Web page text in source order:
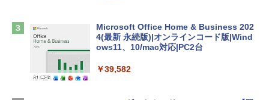
Apple 2026 MacBook Air M5チップ搭載
igence、13.6インチLiquid Retinaディ
レームカメラ、日本語キーボード、Touc
Microsoft Office Home & Business 202
4(最新 永続版)|オンラインコード版|Wind
ows11、10/mac対応|PC2台
￥39,582